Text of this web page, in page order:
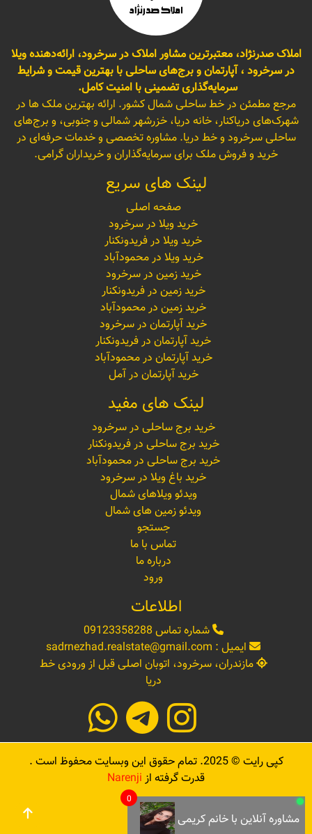
املاک صدرنژاد، معتبرترین مشاور املاک در سرخرود، ارائه‌دهنده ویلا
در سرخرود ، آپارتمان و برج‌های ساحلی با بهترین قیمت و شرایط
سرمایه‌گذاری تضمینی با امنیت کامل.
مرجع مطمئن در خط ساحلی شمال کشور. ارائه بهترین ملک ها در
شهرک‌های دریاکنار، خانه دریا، خزرشهر شمالی و جنوبی، و برج‌های
ساحلی سرخرود و خط دریا. مشاوره تخصصی و خدمات حرفه‌ای در
خرید و فروش ملک برای سرمایه‌گذاران و خریداران گرامی.
لینک های سریع
صفحه اصلی
خرید ویلا در سرخرود
خرید ویلا در فریدونکنار
خرید ویلا در محمودآباد
خرید زمین در سرخرود
خرید زمین در فریدونکنار
خرید زمین در محمودآباد
خرید آپارتمان در سرخرود
خرید آپارتمان در فریدونکنار
خرید آپارتمان در محمودآباد
خرید آپارتمان در آمل
لینک های مفید
خرید برج ساحلی در سرخرود
خرید برج ساحلی در فریدونکنار
خرید برج ساحلی در محمودآباد
خرید باغ ویلا در سرخرود
ویدئو ویلاهای شمال
ویدئو زمین های شمال
جستجو
تماس با ما
درباره ما
ورود
اطلاعات
شماره تماس 09123358288
ایمیل : sadrnezhad.realstate@gmail.com
مازندران، سرخرود، اتوبان اصلی قبل از ورودی خط
دریا
کپی رایت ©2025. تمام حقوق این وبسایت محفوظ است .
قدرت گرفته از Narenji
مشاوره آنلاین با خانم کریمی
0